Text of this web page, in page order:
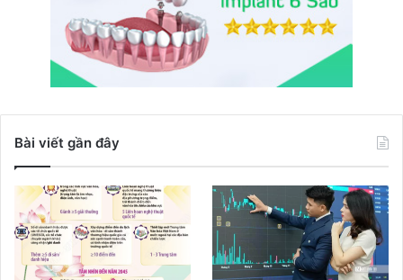
Bài viết gần đây